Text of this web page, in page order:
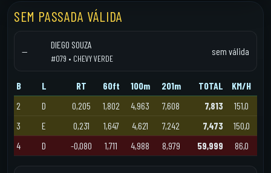
SEM PASSADA VÁLIDA
—
DIEGO SOUZA
#079 • CHEVY VERDE
sem válida
B L RT 60ft 100m 201m TOTAL
KM/H
2
D 0,205 1,802 4,963 7,608 7,813
151,0
3
E 0,231 1,647 4,621 7,242 7,473
150,0
4
D -0,080 1,711 4,988 8,979 59,999 86,0